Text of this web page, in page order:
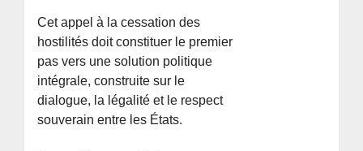
Cet appel à la cessation des
hostilités doit constituer le premier
pas vers une solution politique
intégrale, construite sur le
dialogue, la légalité et le respect
souverain entre les États.